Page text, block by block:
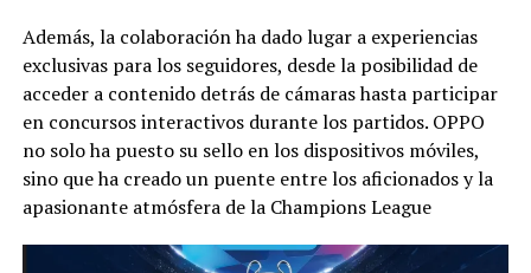
Además, la colaboración ha dado lugar a experiencias
exclusivas para los seguidores, desde la posibilidad de
acceder a contenido detrás de cámaras hasta participar
en concursos interactivos durante los partidos. OPPO
no solo ha puesto su sello en los dispositivos móviles,
sino que ha creado un puente entre los aficionados y la
apasionante atmósfera de la Champions League